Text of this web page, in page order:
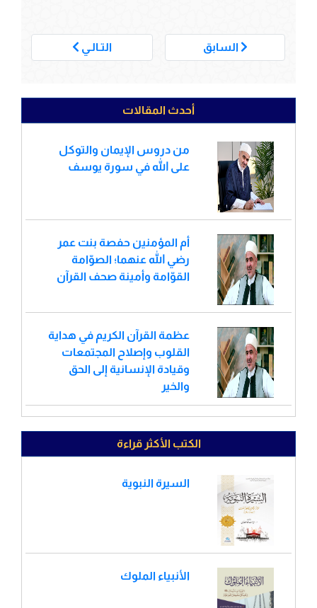
السابق التـالـي
أحدث المقالات
من دروس الإيمان والتوكل
على الله في سورة يوسف
أم المؤمنين حفصة بنت عمر
رضي الله عنهما؛ الصوّامة
القوّامة وأمينة صحف القرآن
عظمة القرآن الكريم في هداية
القلوب وإصلاح المجتمعات
وقيادة الإنسانية إلى الحق
والخير
الكتب الأكثر قراءة
السيرة النبوية
الأنبياء الملوك